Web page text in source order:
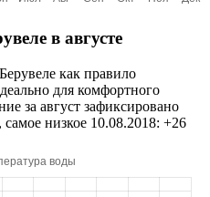
в августе
как правило
для комфортного
за август зафиксировано
низкое 10.08.2018: +26